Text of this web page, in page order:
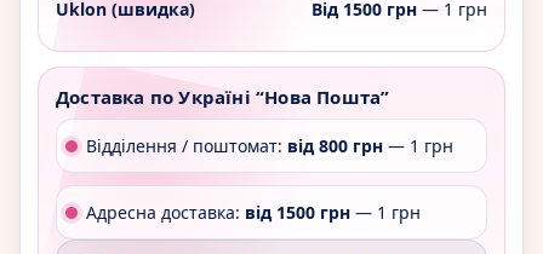
Uklon (швидка) Від 1500 грн— 1 грн
Доставка по Україні “Нова Пошта”
Відділення / поштомат: від 800 грн — 1 грн
Адресна доставка: від 1500 грн — 1 грн